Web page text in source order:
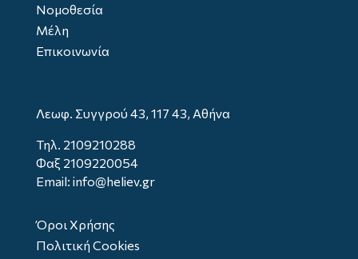
Νομοθεσία
Μέλη
Επικοινωνία
Λεωφ. Συγγρού 43, 117 43, Αθήνα
Τηλ. 2109210288
Φαξ 2109220054
Email: info@heliev.gr
Όροι Χρήσης
Πολιτική Cookies